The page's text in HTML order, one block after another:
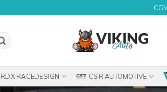
RDX RACEDESIGN CSR AUTOMOTIVE